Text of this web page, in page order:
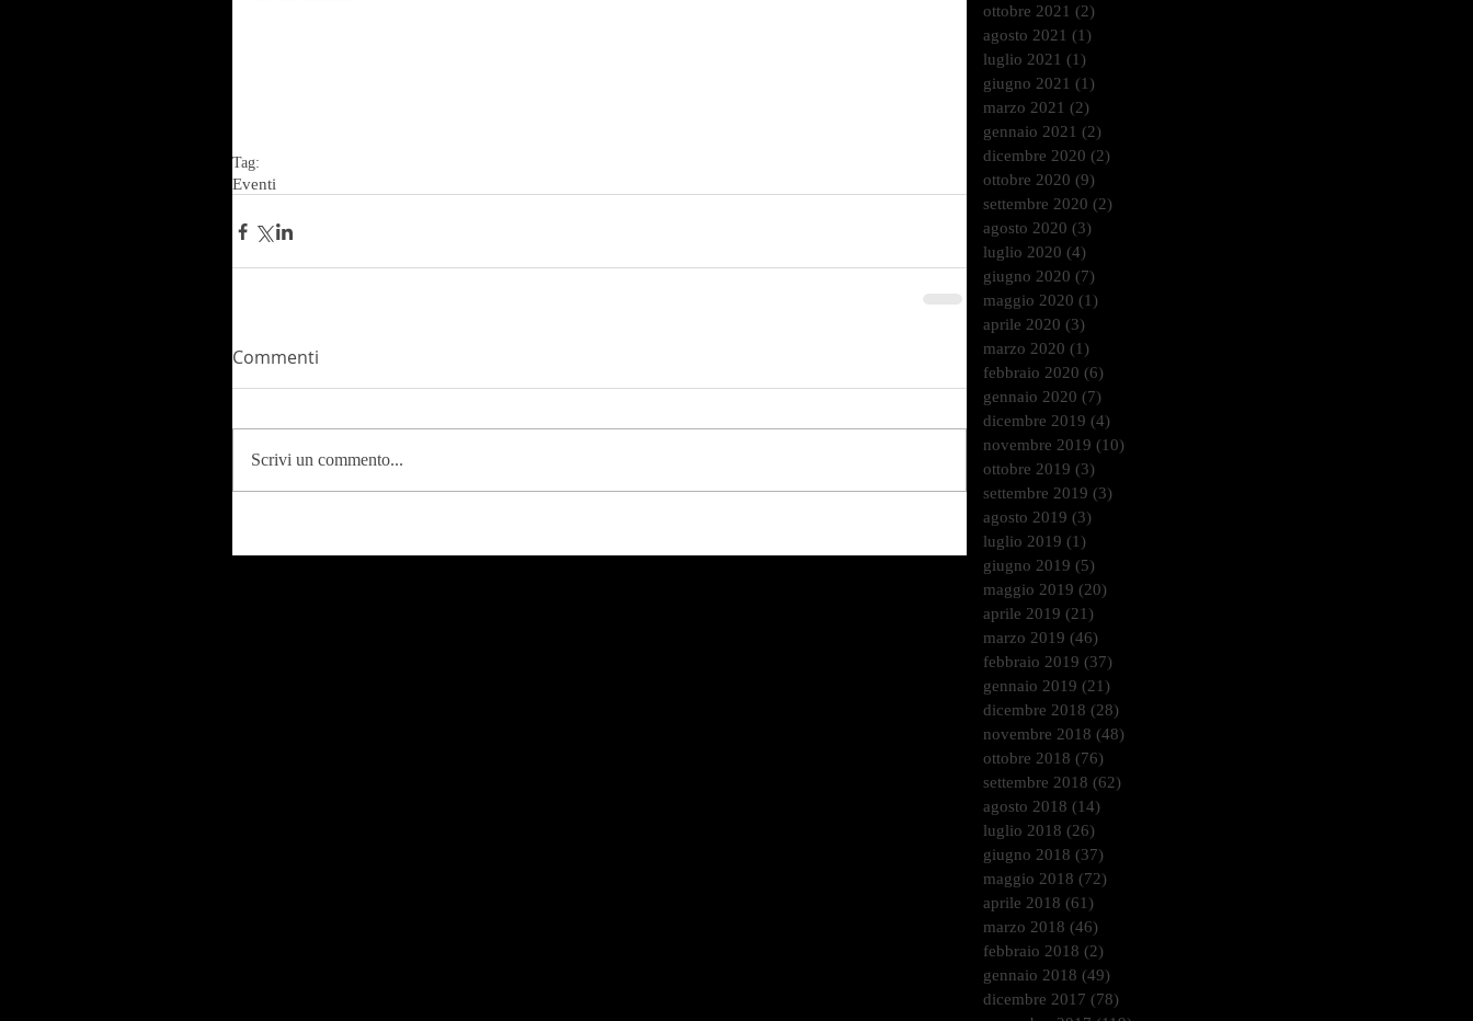
Tag:
Eventi
Commenti
Scrivi un commento...
ottobre 2021 (2)
agosto 2021 (1)
luglio 2021 (1)
giugno 2021 (1)
marzo 2021 (2)
gennaio 2021 (2)
dicembre 2020 (2)
ottobre 2020 (9)
settembre 2020 (2)
agosto 2020 (3)
luglio 2020 (4)
giugno 2020 (7)
maggio 2020 (1)
aprile 2020 (3)
marzo 2020 (1)
febbraio 2020 (6)
gennaio 2020 (7)
dicembre 2019 (4)
novembre 2019 (10)
ottobre 2019 (3)
settembre 2019 (3)
agosto 2019 (3)
luglio 2019 (1)
giugno 2019 (5)
maggio 2019 (20)
aprile 2019 (21)
marzo 2019 (46)
febbraio 2019 (37)
gennaio 2019 (21)
dicembre 2018 (28)
novembre 2018 (48)
ottobre 2018 (76)
settembre 2018 (62)
agosto 2018 (14)
luglio 2018 (26)
giugno 2018 (37)
maggio 2018 (72)
aprile 2018 (61)
marzo 2018 (46)
febbraio 2018 (2)
gennaio 2018 (49)
dicembre 2017 (78)